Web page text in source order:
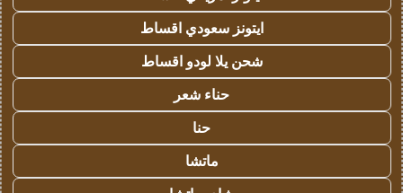
ايتونز سعودي اقساط
شحن يلا لودو اقساط
حناء شعر
حنا
ماتشا